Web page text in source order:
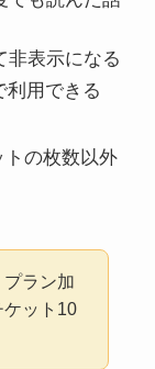
表示になる
用できる
の枚数以外
ラン加
ケット10